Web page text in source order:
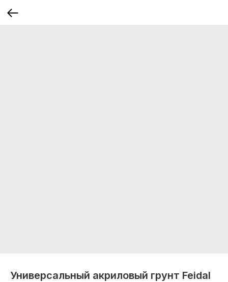
Универсальный акриловый грунт Feidal